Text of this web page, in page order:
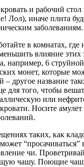
и рабочий
Лол), иначе плита
заболеваниям.
в комнатах, где
влияние этих
например, 6 струйной
монет, которые
– другое название
для того, чтобы
или
Носите амулет
таких, как
“просачиваться”
чи.
чашу. Поющие